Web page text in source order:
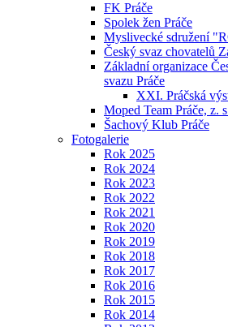
FK Práče
Spolek žen Práče
Myslivecké sdružení
Český svaz chovatelů
Základní organizace
svazu Práče
XXI. Práčská
Moped Team Práče, z.
Šachový Klub Práče
Fotogalerie
Rok 2025
Rok 2024
Rok 2023
Rok 2022
Rok 2021
Rok 2020
Rok 2019
Rok 2018
Rok 2017
Rok 2016
Rok 2015
Rok 2014